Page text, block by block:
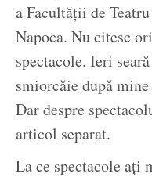
a Facultății de
Napoca. Nu citesc
spectacole. Ieri
smiorcăie după
Dar despre
articol separat.
La ce spectacole ați